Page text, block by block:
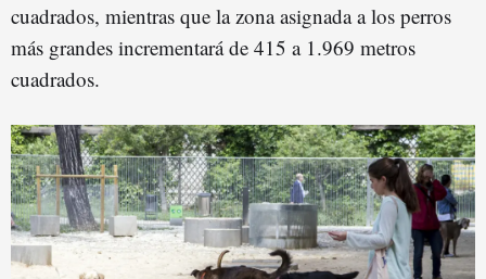
cuadrados, mientras que la zona asignada a los perros
más grandes incrementará de 415 a 1.969 metros
cuadrados.